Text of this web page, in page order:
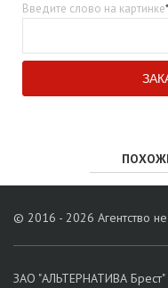
Введите слово на картинке*
© 2016 - 2026 Агентство
ЗАО "АЛЬТЕРНАТИВА Брест"